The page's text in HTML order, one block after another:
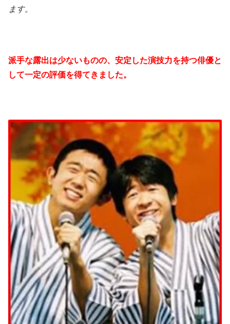
ます。
派手な露出は少ないものの、安定した演技力を持つ俳優と
して一定の評価を得てきました。